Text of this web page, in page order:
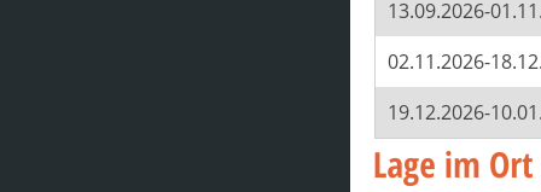
13.09.2026-
02.11.2026-
19.12.2026-